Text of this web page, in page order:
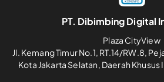
PT. Dibimbing Digital
Plaza CityView
Jl. Kemang Timur No.1, RT.14/RW.8,
Kota Jakarta Selatan, Daerah Khusus